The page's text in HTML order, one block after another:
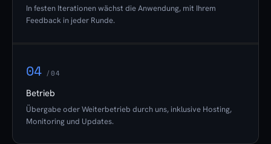
In festen Iterationen wächst die Anwendung, mit Ihrem
Feedback in jeder Runde.
04 /04
Betrieb
Übergabe oder Weiterbetrieb durch uns, inklusive Hosting,
Monitoring und Updates.